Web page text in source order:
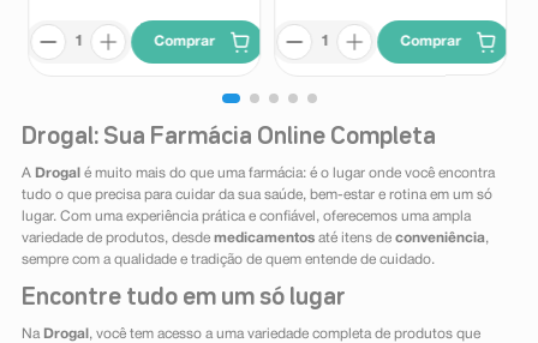
Comprar Comprar
Drogal: Sua Farmácia Online Completa
A Drogal é muito mais do que uma farmácia: é o lugar onde você encontra
tudo o que precisa para cuidar da sua saúde, bem-estar e rotina em um só
lugar. Com uma experiência prática e confiável, oferecemos uma ampla
variedade de produtos, desde medicamentosaté itens de conveniência,
sempre com a qualidade e tradição de quem entende de cuidado.
Encontre tudo em um só lugar
Na Drogal , você tem acesso a uma variedade completa de produtos que